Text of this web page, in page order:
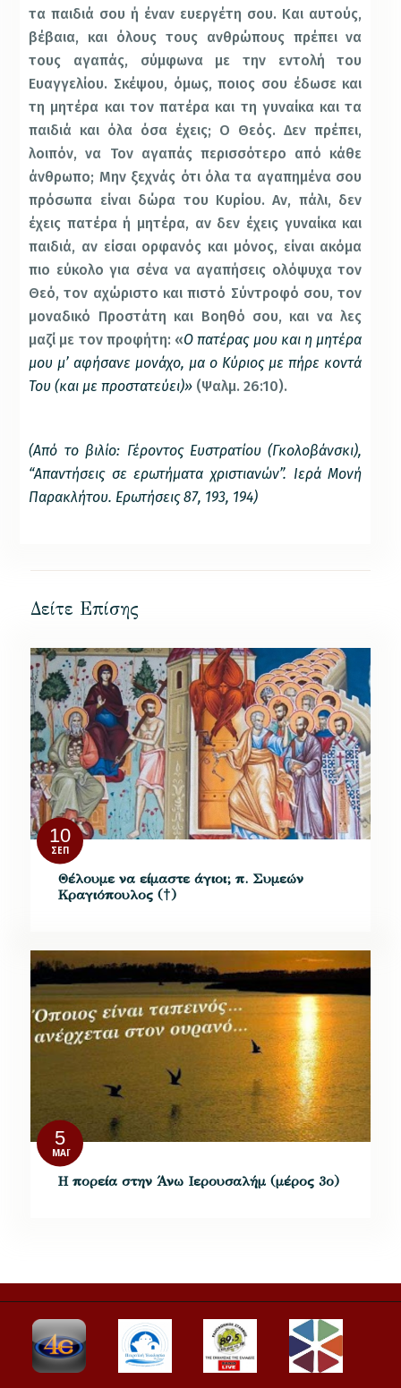
τα παιδιά σου ή έναν ευεργέτη σου. Και αυτούς,
βέβαια, και όλους τους ανθρώπους πρέπει να
τους αγαπάς, σύμφωνα με την εντολή του
Ευαγγελίου. Σκέψου, όμως, ποιος σου έδωσε και
τη μητέρα και τον πατέρα και τη γυναίκα και τα
παιδιά και όλα όσα έχεις; Ο Θεός. Δεν πρέπει,
λοιπόν, να Τον αγαπάς περισσότερο από κάθε
άνθρωπο; Μην ξεχνάς ότι όλα τα αγαπημένα σου
πρόσωπα είναι δώρα του Κυρίου. Αν, πάλι, δεν
έχεις πατέρα ή μητέρα, αν δεν έχεις γυναίκα και
παιδιά, αν είσαι ορφανός και μόνος, είναι ακόμα
πιο εύκολο για σένα να αγαπήσεις ολόψυχα τον
Θεό, τον αχώριστο και πιστό Σύντροφό σου, τον
μοναδικό Προστάτη και Βοηθό σου, και να λες
μαζί με τον προφήτη: «Ο πατέρας μου και η μητέρα
μου μ’ αφήσανε μονάχο, μα ο Κύριος με πήρε κοντά
Του (και με προστατεύει)» (Ψαλμ. 26:10).
(Από το βιλίο: Γέροντος Ευστρατίου (Γκολοβάνσκι),
“Απαντήσεις σε ερωτήματα χριστιανών”. Ιερά Μονή
Παρακλήτου. Ερωτήσεις 87, 193, 194)
Δείτε Επίσης
10
ΣΕΠ
Θέλουμε να είμαστε άγιοι; π. Συμεών
Κραγιόπουλος (†)
5
ΜΆΙ
Η πορεία στην Άνω Ιερουσαλήμ (μέρος 3ο)